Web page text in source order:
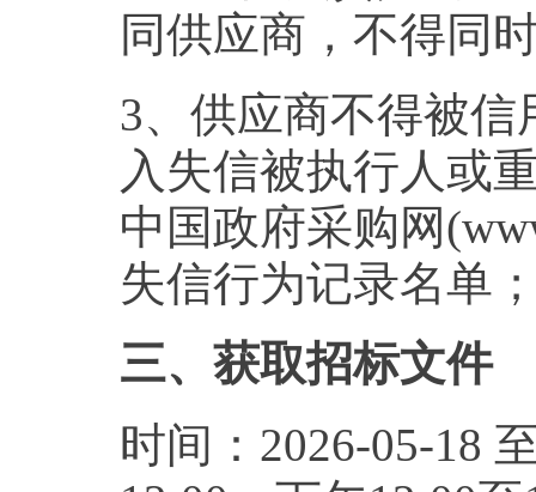
同供应商，不得同
3、供应商不得被信
入失信被执行人或
中国政府采购网
失信行为记录名单
三、获取招标文件
时间：2026-05-18